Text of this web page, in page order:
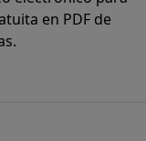
en PDF de